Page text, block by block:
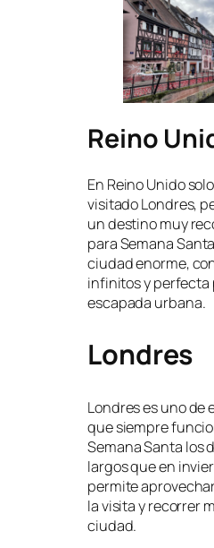
Reino
En Reino Unido
visitado Londres,
un destino muy
para Semana
ciudad enorme,
infinitos y perfecta
escapada urbana.
Londres
Londres es uno de
que siempre
Semana Santa los
largos que en
permite
la visita y recorrer
ciudad.